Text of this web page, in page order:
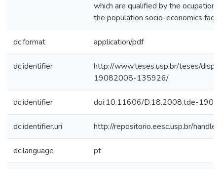
which are qualified by the ocupation
the population socio-economics
dc.format application/pdf
dc.identifier
http://www.teses.usp.br/teses/
19082008-135926/
dc.identifier doi:10.11606/D.18.2008.tde-
dc.identifier.uri http://repositorio.eesc.usp.br/
dc.language pt